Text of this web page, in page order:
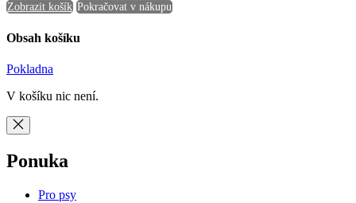
Zobrazit košík Pokračovat v nákupu
Obsah košíku
Pokladna
V košíku nic není.
Ponuka
Pro psy